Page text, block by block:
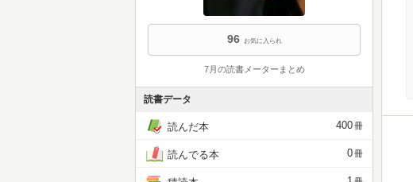
96 お気に入られ
7月の読書メーターまとめ
読書データ
読んだ本 400冊
読んでる本 0冊